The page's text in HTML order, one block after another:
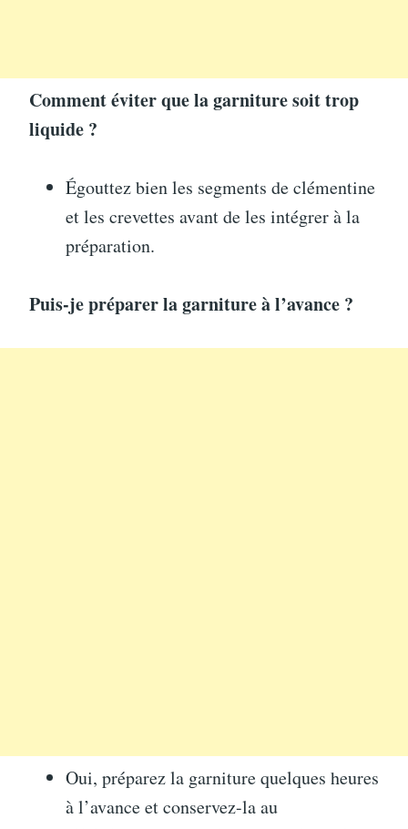
Comment éviter que la garniture soit trop
liquide ?
Égouttez bien les segments de clémentine
et les crevettes avant de les intégrer à la
préparation.
Puis-je préparer la garniture à l’avance ?
Oui, préparez la garniture quelques heures
à l’avance et conservez-la au